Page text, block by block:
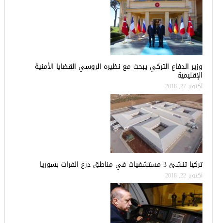
وزير الدفاع التركي يبحث مع نظيره الروسي القضايا الأمنية
الإقليمية
أكتوبر 27, 2018
تركيا تنشئ 3 مستشفيات في مناطق درع الفرات بسوريا
أكتوبر 22, 2018